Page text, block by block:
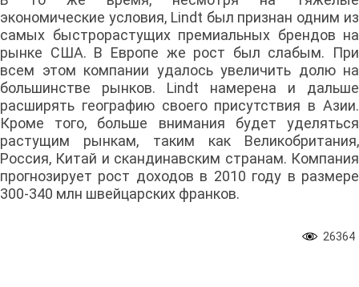
экономические условия, Lindt был признан одним из
самых быстрорастущих премиальных брендов на
рынке США. В Европе же рост был слабым. При
всем этом компании удалось увеличить долю на
большинстве рынков. Lindt намерена и дальше
расширять географию своего присутствия в Азии.
Кроме того, больше внимания будет уделяться
растущим рынкам, таким как Великобритания,
Россия, Китай и скандинавским странам. Компания
прогнозирует рост доходов в 2010 году в размере
300-340 млн швейцарских франков.
26364